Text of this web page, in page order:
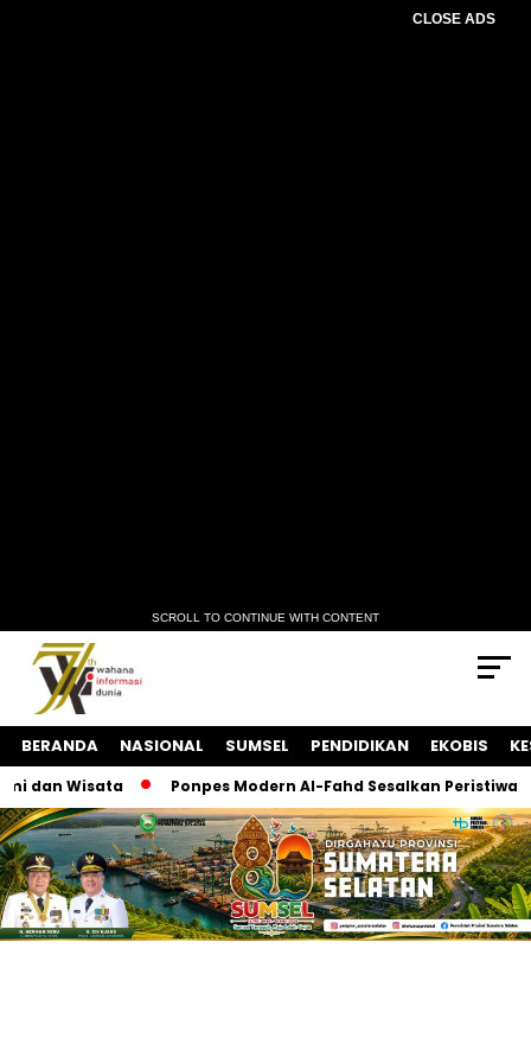
CLOSE ADS
SCROLL TO CONTINUE WITH CONTENT
BERANDA NASIONAL SUMSEL PENDIDIKAN EKOBIS
Wisata Ponpes Modern Al-Fahd Sesalkan Peristiwa